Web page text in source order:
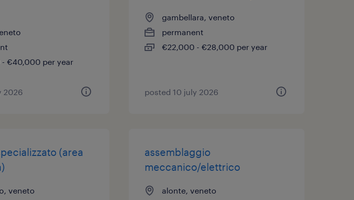
€40,000 per year
2026
gambellara, veneto
permanent
€22,000 - €28,000 per year
posted 10 july 2026
(area
veneto
assemblaggio
meccanico/elettrico
alonte, veneto